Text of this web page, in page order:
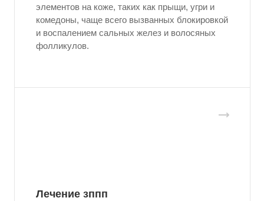
элементов на коже, таких как прыщи, угри и
комедоны, чаще всего вызванных блокировкой
и воспалением сальных желез и волосяных
фолликулов.
Лечение зппп